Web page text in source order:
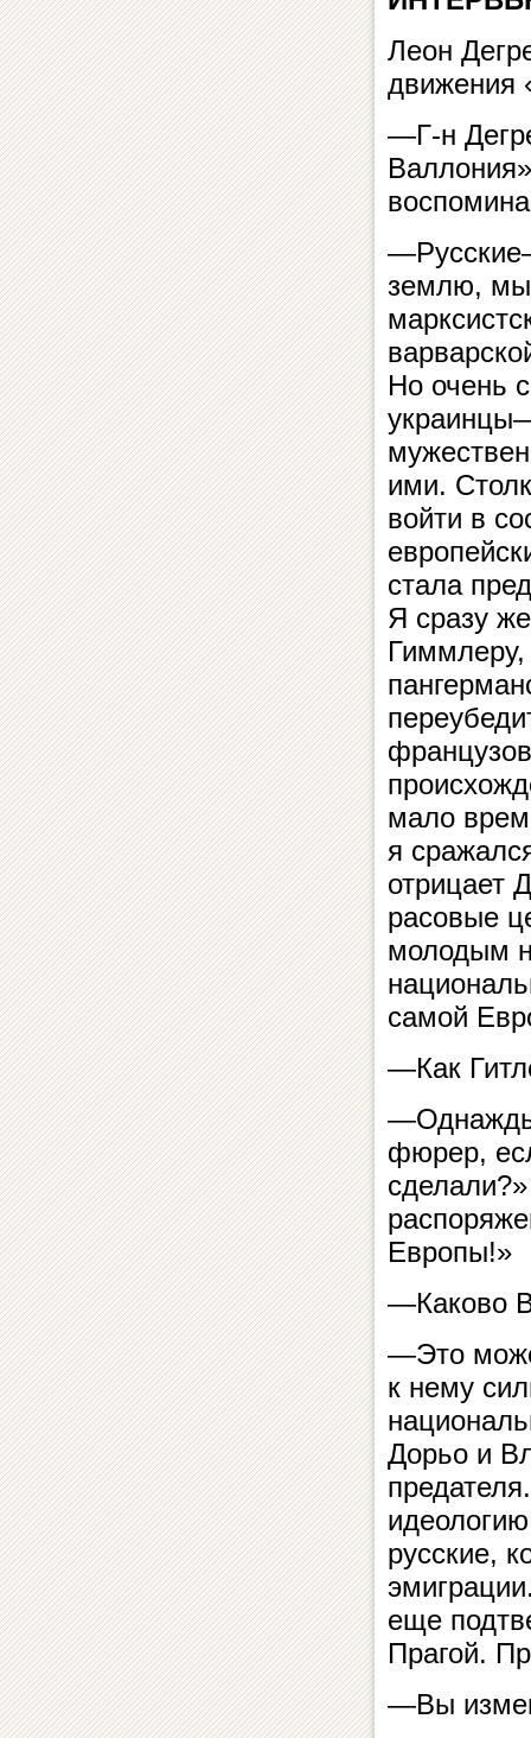
Леон
движения
—Г-н
землю, мы
Но очень
ими.
войти в
стала
Я сразу
мало
я
отрицает
расовые
молодым
самой
—Как
—Однажды
фюрер,
Европы!»
—Каково
—Это
к нему
Дорьо и
русские,
еще
Прагой.
—Вы